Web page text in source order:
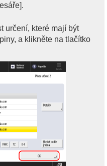
určení, které mají být
a klikněte na tlačítko